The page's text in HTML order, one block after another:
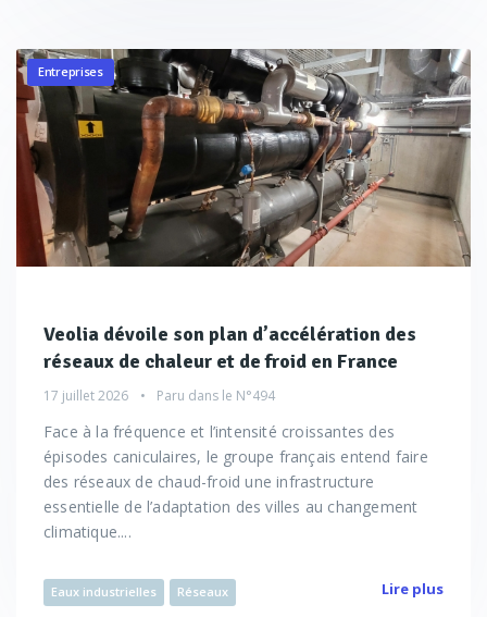
Entreprises
Veolia dévoile son plan d’accélération des
réseaux de chaleur et de froid en France
17 juillet 2026 Paru dans le N°494
Face à la fréquence et l’intensité croissantes des
épisodes caniculaires, le groupe français entend faire
des réseaux de chaud-froid une infrastructure
essentielle de l’adaptation des villes au changement
climatique....
Eaux industrielles Réseaux Lire plus